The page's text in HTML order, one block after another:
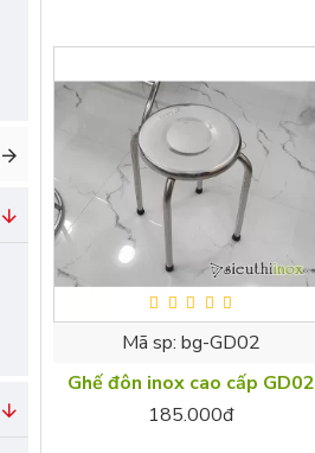
Mã sp: bg-GD02
Ghế đôn inox cao cấp GD02
185.000đ